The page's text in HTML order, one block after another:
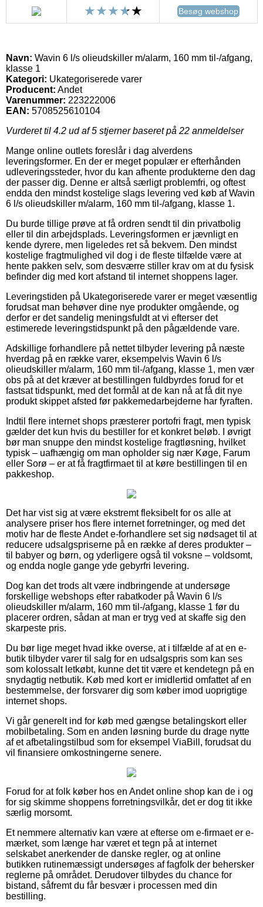
Besøg webshop
Navn: Wavin 6 l/s olieudskiller m/alarm, 160 mm til-/afgang,
klasse 1
Kategori: Ukategoriserede varer
Producent: Andet
Varenummer: 223222006
EAN: 5708525610104
Vurderet til 4.2 ud af 5 stjerner baseret på 22 anmeldelser
Mange online outlets foreslår i dag alverdens
leveringsformer. En der er meget populær er efterhånden
udleveringssteder, hvor du kan afhente produkterne den dag
der passer dig. Denne er altså særligt problemfri, og oftest
endda den mindst kostelige slags levering ved køb af Wavin
6 l/s olieudskiller m/alarm, 160 mm til-/afgang, klasse 1.
Du burde tillige prøve at få ordren sendt til din privatbolig
eller til din arbejdsplads. Leveringsformen er jævnligt en
kende dyrere, men ligeledes ret så bekvem. Den mindst
kostelige fragtmulighed vil dog i de fleste tilfælde være at
hente pakken selv, som desværre stiller krav om at du fysisk
befinder dig med kort afstand til internet shoppens lager.
Leveringstiden på Ukategoriserede varer er meget væsentlig
forudsat man behøver dine nye produkter omgående, og
derfor er det sandelig meningsfuldt at vi efterser det
estimerede leveringstidspunkt på den pågældende vare.
Adskillige forhandlere på nettet tilbyder levering på næste
hverdag på en række varer, eksempelvis Wavin 6 l/s
olieudskiller m/alarm, 160 mm til-/afgang, klasse 1, men vær
obs på at det kræver at bestillingen fuldbyrdes forud for et
fastsat tidspunkt, med det formål at de kan nå at få dit nye
produkt skippet afsted før pakkemedarbejderne har fyraften.
Indtil flere internet shops præsterer portofri fragt, men typisk
gælder det kun hvis du bestiller for et konkret beløb. I øvrigt
bør man snuppe den mindst kostelige fragtløsning, hvilket
typisk – uafhængig om man opholder sig nær Køge, Farum
eller Sorø – er at få fragtfirmaet til at køre bestillingen til en
pakkeshop.
Det har vist sig at være ekstremt fleksibelt for os alle at
analysere priser hos flere internet forretninger, og med det
motiv har de fleste Andet e-forhandlere set sig nødsaget til at
reducere udsalgspriserne på en række af deres produkter –
til babyer og børn, og yderligere også til voksne – voldsomt,
og endda nogle gange yde gebyrfri levering.
Dog kan det trods alt være indbringende at undersøge
forskellige webshops efter rabatkoder på Wavin 6 l/s
olieudskiller m/alarm, 160 mm til-/afgang, klasse 1 før du
placerer ordren, sådan at man er tryg ved at skaffe sig den
skarpeste pris.
Du bør lige meget hvad ikke overse, at i tilfælde af at en e-
butik tilbyder varer til salg for en udsalgspris som kan ses
som kolossalt letkøbt, kunne det tit være et kendetegn på en
snydagtig netbutik. Køb med kort er imidlertid omfattet af en
bestemmelse, der forsvarer dig som køber imod uoprigtige
internet shops.
Vi går generelt ind for køb med gængse betalingskort eller
mobilbetaling. Som en anden løsning burde du drage nytte
af et afbetalingstilbud som for eksempel ViaBill, forudsat du
vil finansiere omkostningerne senere.
Forud for at folk køber hos en Andet online shop kan de i og
for sig skimme shoppens forretningsvilkår, det er dog tit ikke
særlig morsomt.
Et nemmere alternativ kan være at efterse om e-firmaet er e-
mærket, som længe har været et tegn på at internet
selskabet anerkender de danske regler, og at online
butikken rutinemæssigt undersøges af fagfolk der behersker
reglerne på området. Derudover tilbydes du chance for
bistand, såfremt du får besvær i processen med din
bestilling.